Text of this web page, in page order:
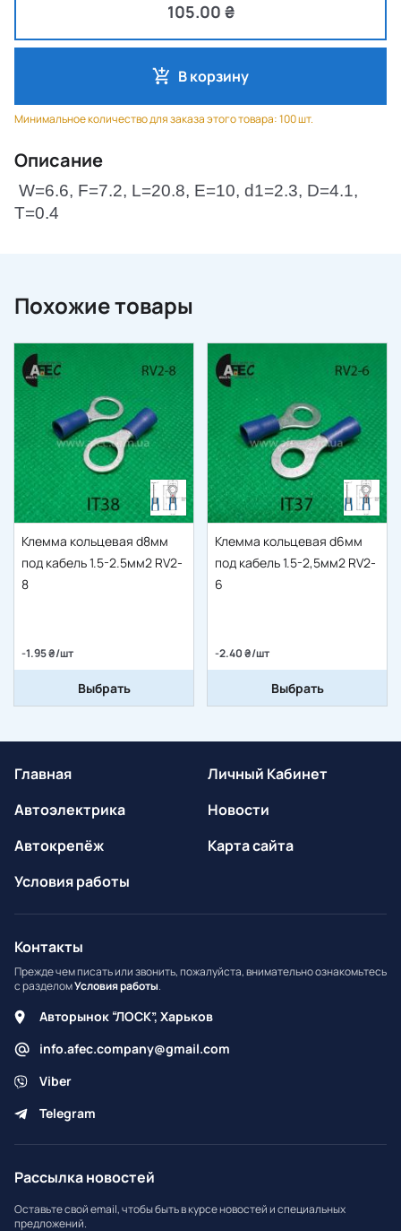
105.00 ₴
В корзину
Минимальное количество для заказа этого товара: 100 шт.
Описание
W=6.6, F=7.2, L=20.8, E=10, d1=2.3, D=4.1,
T=0.4
Похожие товары
Клемма кольцевая d8мм
под кабель 1.5-2.5мм2 RV2-
8
-1.95 ₴/шт
Выбрать
Клемма кольцевая d6мм
под кабель 1.5-2,5мм2 RV2-
6
-2.40 ₴/шт
Выбрать
Главная
Автоэлектрика
Автокрепёж
Условия работы
Личный Кабинет
Новости
Карта сайта
Контакты
Прежде чем писать или звонить, пожалуйста, внимательно ознакомьтесь
с разделомУсловия работы.
Авторынок “ЛОСК”, Харьков
info.afec.company@gmail.com
Viber
Telegram
Рассылка новостей
Оставьте свой email, чтобы быть в курсе новостей и специальных
предложений.